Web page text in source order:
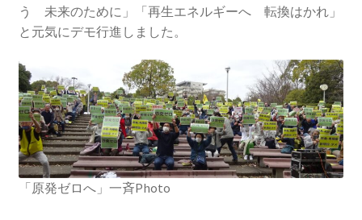
2023.10.8 原発ゼロへのカウントダウンinかわさき
2024.3.10第13回原発ゼロへのカウントダウンinかわさ
き集会
2024.10.13 映画「決断」上映と講演会を開催
2025.3.23第14回原発ゼロへのカウントダウンinかわさ
う 未来のために」「再生エネルギーへ 転換はかれ」
と元気にデモ行進しました。
「原発ゼロへ」一斉Photo